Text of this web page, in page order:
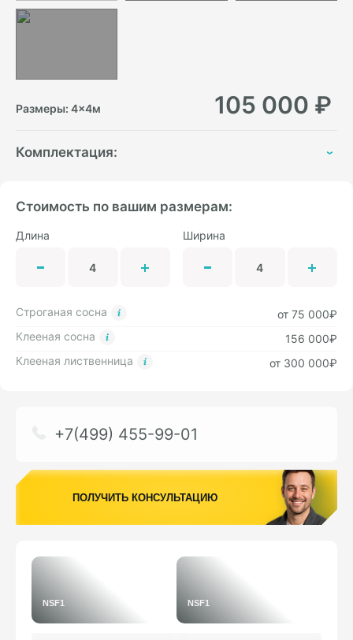
Размеры: 4×4м 105 000 ₽
Комплектация:
Стоимость по вашим размерам:
Длина Ширина
Строганая сосна
от 75 000₽
Клееная сосна
156 000₽
Клееная лиственница
от 300 000₽
+7(499) 455-99-01
ПОЛУЧИТЬ КОНСУЛЬТАЦИЮ
NSF1 NSF1